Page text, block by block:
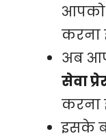
आपको
करना
अब
सेवा
करना
इसके